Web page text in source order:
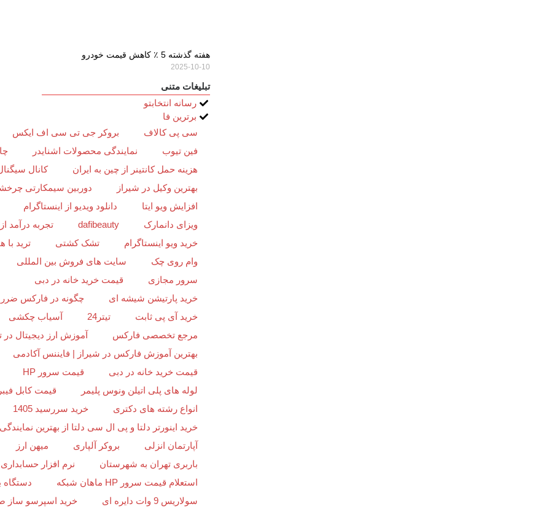
هفته گذشته 5 ٪ کاهش قیمت خودرو
2025-10-10
تبلیغات متنی
رسانه انتخابتو
برترین فا
سی پی کالاف
بروکر جی تی سی اف ایکس
فین تیوب
نمایندگی محصولات اشنایدر
هزینه حمل کانتینر از چین به ایران
کانال
بهترین وکیل در شیراز
دوربین سیمکارتی
افزایش ویو ایتا
دانلود ویدیو از اینستاگرام
ویزای دانمارک
dafibeauty
تجربه درآمد
خرید ویو اینستاگرام
تشک کشتی
ترید
وام روی چک
سایت های فروش بین المللی
سرور مجازی
قیمت خرید خانه در دبی
خرید پارتیشن شیشه ای
چگونه در فارکس ضرر
خرید آی پی ثابت
تیتر24
آسیاب چکشی
مرجع تخصصی فارکس
آموزش ارز دیجیتال در
بهترین آموزش فارکس در شیراز | فایننس آکادمی
قیمت خرید خانه در دبی
قیمت سرور HP
لوله های پلی اتیلن ونوس پلیمر
قیمت کابل
انواع رشته های دکتری
خرید سررسید 1405
خرید اینورتر دلتا و پی ال سی دلتا از بهترین نمایندگی
آپارتمان انزلی
بروکر آلپاری
میهن ارز
باربری تهران به شهرستان
نرم افزار حسابداری
استعلام قیمت سرور HP ماهان شبکه
دستگاه
سولاریس 9 وات دایره ای
خرید اسپرسو ساز